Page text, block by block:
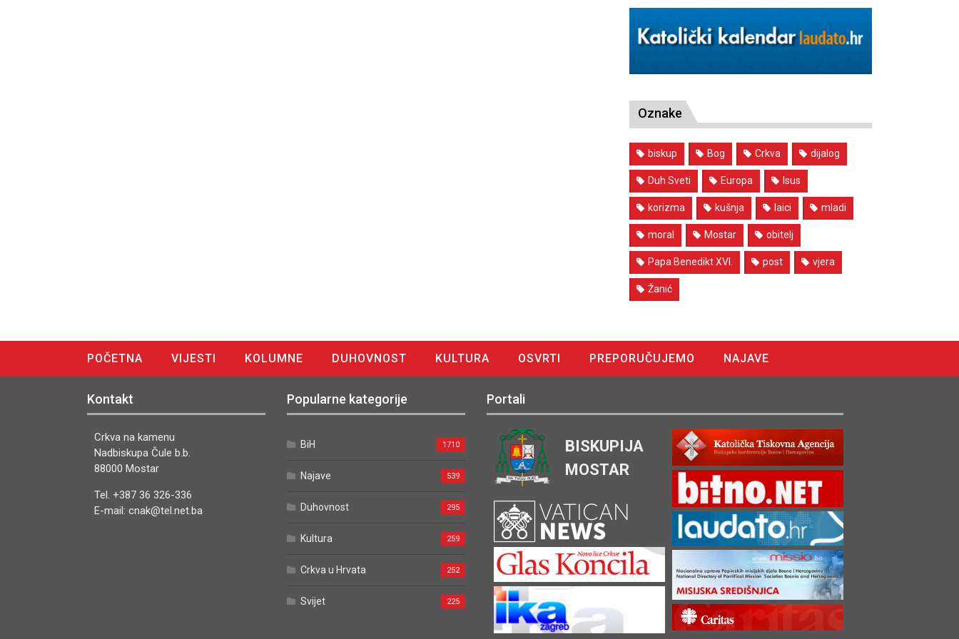
Oznake
biskup Bog Crkva dijalog
Duh Sveti Europa Isus
korizma kušnja laici mladi
moral Mostar obitelj
Papa Benedikt XVI. post vjera
Žanić
POČETNA VIJESTI KOLUMNE DUHOVNOST KULTURA OSVRTI PREPORUČUJEMO
NAJAVE
Kontakt
Crkva na kamenu
Nadbiskupa Čule b.b.
88000 Mostar
Tel. +387 36 326-336
E-mail: cnak@tel.net.ba
Popularne kategorije
BiH 1710
Najave 539
Duhovnost 295
Kultura 259
Crkva u Hrvata 252
Svijet 225
Portali
BISKUPIJA
MOSTAR